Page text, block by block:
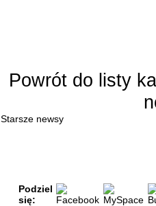
Powrót do listy
Starsze newsy
Podziel
się: